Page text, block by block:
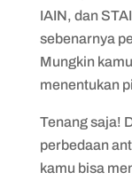
IAIN, dan
sebenarnya
Mungkin
menentukan
Tenang saja!
perbedaan
kamu bisa